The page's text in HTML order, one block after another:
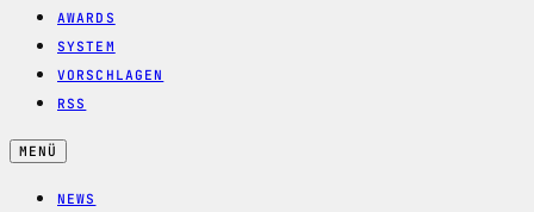
AWARDS
SYSTEM
VORSCHLAGEN
RSS
MENÜ
NEWS